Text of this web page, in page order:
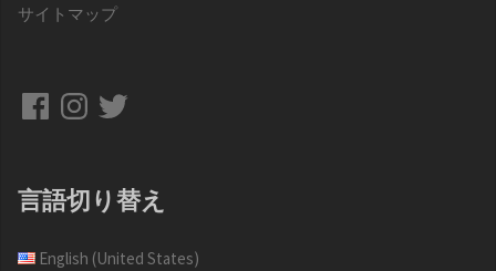
サイトマップ
FacebookInstagram
Twitter
言語切り替え
English (United States)